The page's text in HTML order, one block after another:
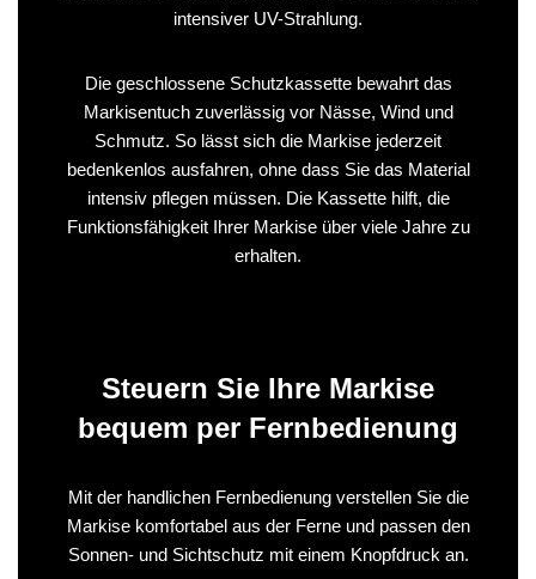
intensiver UV-Strahlung.
Die geschlossene Schutzkassette bewahrt das
Markisentuch zuverlässig vor Nässe, Wind und
Schmutz. So lässt sich die Markise jederzeit
bedenkenlos ausfahren, ohne dass Sie das Material
intensiv pflegen müssen. Die Kassette hilft, die
Funktionsfähigkeit Ihrer Markise über viele Jahre zu
erhalten.
Steuern Sie Ihre Markise
bequem per Fernbedienung
Mit der handlichen Fernbedienung verstellen Sie die
Markise komfortabel aus der Ferne und passen den
Sonnen- und Sichtschutz mit einem Knopfdruck an.